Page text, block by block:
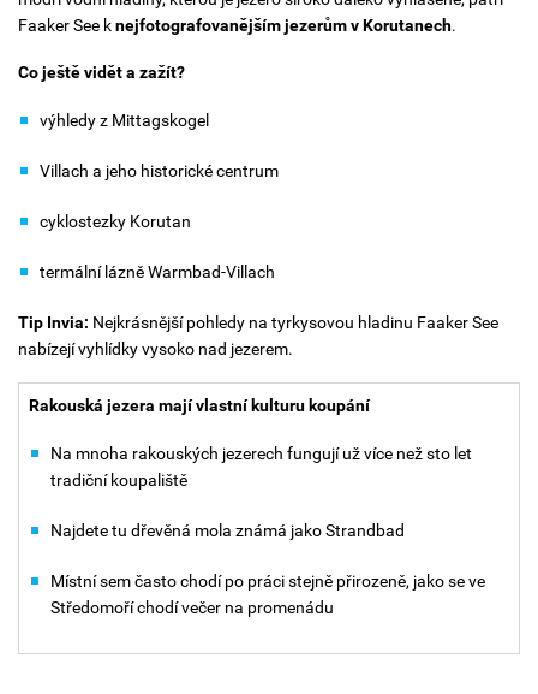
Faaker See knejfotografovanějším jezerům v Korutanech.
Co ještě vidět a zažít?
výhledy z Mittagskogel
Villach a jeho historické centrum
cyklostezky Korutan
termální lázně Warmbad-Villach
Tip Invia: Nejkrásnější pohledy na tyrkysovou hladinu Faaker See
nabízejí vyhlídky vysoko nad jezerem.
Rakouská jezera mají vlastní kulturu koupání
Na mnoha rakouských jezerech fungují už více než sto let
tradiční koupaliště
Najdete tu dřevěná mola známá jako Strandbad
Místní sem často chodí po práci stejně přirozeně, jako se ve
Středomoří chodí večer na promenádu